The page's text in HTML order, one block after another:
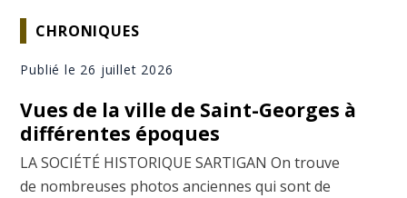
CHRONIQUES
Publié le 26 juillet 2026
Vues de la ville de Saint-Georges à
différentes époques
LA SOCIÉTÉ HISTORIQUE SARTIGAN On trouve
de nombreuses photos anciennes qui sont de